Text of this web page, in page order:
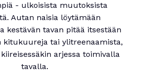
- ulkoisista muutoksista
Autan naisia löytämään
kestävän tavan pitää itsestään
tai ylitreenaamista,
arjessa toimivalla
tavalla.